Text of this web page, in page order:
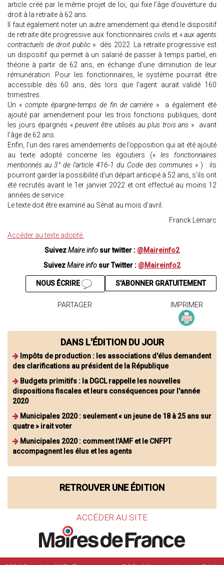
article créé par le même projet de loi, qui fixe l’âge d’ouverture du
droit à la retraite à 62 ans.
Il faut également noter un autre amendement qui étend le dispositif
de retraite dite progressive aux fonctionnaires civils et «aux agents
contractuels de droit public » dès 2022. La retraite progressive est
un dispositif qui permet à un salarié de passer à temps partiel, en
théorie à partir de 62 ans, en échange d’une diminution de leur
rémunération. Pour les fonctionnaires, le système pourrait être
accessible dès 60 ans, dès lors que l’agent aurait validé 160
trimestres.
Un « compte épargne-temps de fin de carrière » a également été
ajouté par amendement pour les trois fonctions publiques, dont
les jours épargnés «peuvent être utilisés au plus trois ans » avant
l’âge de 62 ans.
Enfin, l’un des rares amendements de l’opposition qui ait été ajouté
au texte adopté concerne les égoutiers (« les fonctionnaires
mentionnés au 3° de l’article 416-1 du Code des communes » ) : ils
pourront garder la possibilité d’un départ anticipé à 52 ans, s’ils ont
été recrutés avant le 1er janvier 2022 et ont effectué au moins 12
années de service.
Le texte doit être examiné au Sénat au mois d’avril.
Franck Lemarc
Accéder au texte adopté.
SuivezMaire info sur twitter : @Maireinfo2
SuivezMaire info sur Twitter : @Maireinfo2
S'ABONNER GRATUITEMENT
NOUS ÉCRIRE
PARTAGER IMPRIMER
DANS L'ÉDITION DU JOUR
Impôts de production : les associations d'élus demandent
des clarifications au président de la République
Budgets primitifs : la DGCL rappelle les nouvelles
dispositions fiscales et leurs conséquences pour l'année
2020
Municipales 2020 : seulement « un jeune de 18 à 25 ans sur
quatre » irait voter
Municipales 2020 : comment l'AMF et le CNFPT
accompagnent les élus et les agents
RETROUVER UNE ÉDITION
ACCÉDER AU SITE